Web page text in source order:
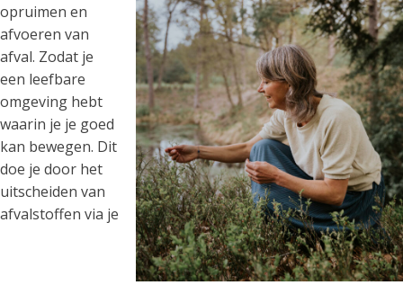
opruimen en
afvoeren van
afval. Zodat je
een leefbare
omgeving hebt
waarin je je goed
kan bewegen. Dit
doe je door het
uitscheiden van
afvalstoffen via je